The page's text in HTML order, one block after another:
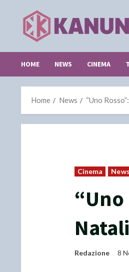
content
HOME NEWS CINEMA
Home News “Uno
Cinema News
Redazione 8